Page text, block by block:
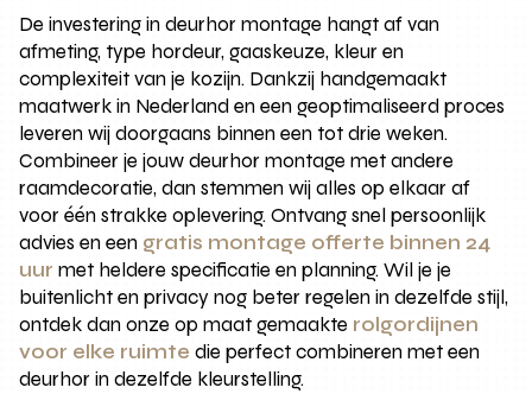
De investering in deurhor montage hangt af van
afmeting, type hordeur, gaaskeuze, kleur en
complexiteit van je kozijn. Dankzij handgemaakt
maatwerk in Nederland en een geoptimaliseerd proces
leveren wij doorgaans binnen een tot drie weken.
Combineer je jouw deurhor montage met andere
raamdecoratie, dan stemmen wij alles op elkaar af
voor één strakke oplevering. Ontvang snel persoonlijk
advies en een gratis montage offerte binnen 24
uur met heldere specificatie en planning. Wil je je
buitenlicht en privacy nog beter regelen in dezelfde stijl,
ontdek dan onze op maat gemaakte rolgordijnen
voor elke ruimte die perfect combineren met een
deurhor in dezelfde kleurstelling.